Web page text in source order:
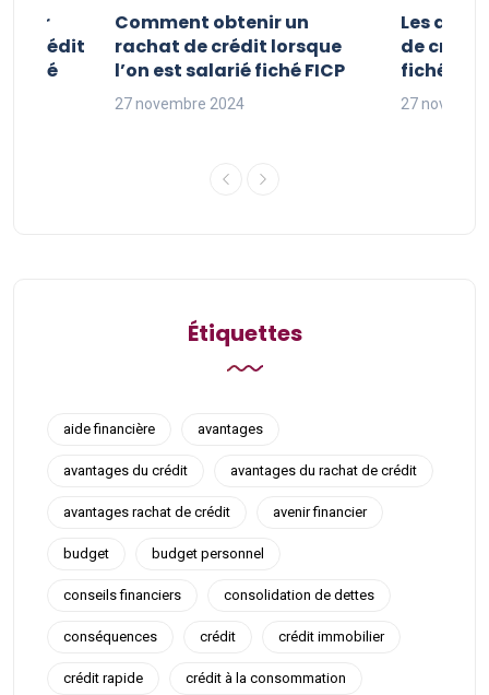
pour
crédit
fiché
Comment obtenir un
rachat de crédit lorsque
l’on est salarié fiché FICP
27 novembre 2024
Les
de crédit
fichés
27
Étiquettes
aide financière avantages
avantages du crédit avantages du rachat de crédit
avantages rachat de crédit avenir financier
budget budget personnel
conseils financiers consolidation de dettes
conséquences crédit crédit immobilier
crédit rapide crédit à la consommation